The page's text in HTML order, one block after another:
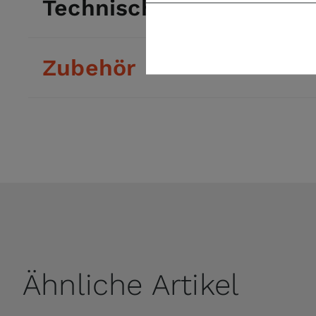
Technische Daten
Zubehör
Ähnliche Artikel